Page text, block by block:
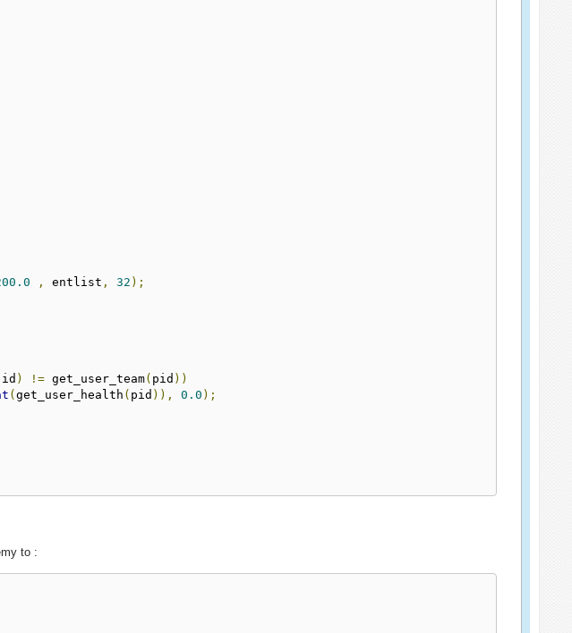
, entlist , 32 );
id ) != get_user_team( pid ))
(get_user_health ( pid )), 0.0 );
to :